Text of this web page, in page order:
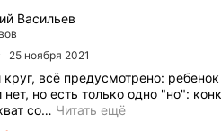
Васильев
25 ноября 2021
всё предусмотрено:
нет, но есть только одно "но":
со… Читать ещё